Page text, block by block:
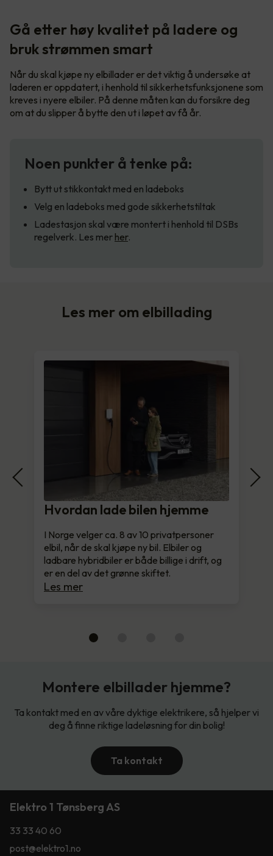
Gå etter høy kvalitet på ladere og
bruk strømmen smart
Når du skal kjøpe ny elbillader er det viktig å undersøke at
laderen er oppdatert, i henhold til sikkerhetsfunksjonene som
kreves i nyere elbiler. På denne måten kan du forsikre deg
om at du slipper å bytte den ut i løpet av få år.
Noen punkter å tenke på:
Bytt ut stikkontakt med en ladeboks
Velg en ladeboks med gode sikkerhetstiltak
Ladestasjon skal være montert i henhold til DSBs
regelverk. Les mer her.
Les mer om elbillading
Hvordan lade bilen hjemme
I Norge velger ca. 8 av 10 privatpersoner
elbil, når de skal kjøpe ny bil. Elbiler og
ladbare hybridbiler er både billige i drift, og
er en del av det grønne skiftet.
Les mer
Montere elbillader hjemme?
Ta kontakt med en av våre dyktige elektrikere, så hjelper vi
deg å finne riktige ladeløsning for din bolig!
Ta kontakt
Elektro 1 Tønsberg AS
33 33 40 60
post@elektro1.no